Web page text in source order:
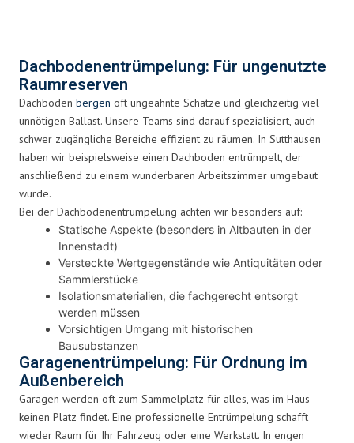
Dachbodenentrümpelung: Für ungenutzte
Raumreserven
Dachböden bergen oft ungeahnte Schätze und gleichzeitig viel
unnötigen Ballast. Unsere Teams sind darauf spezialisiert, auch
schwer zugängliche Bereiche effizient zu räumen. In Sutthausen
haben wir beispielsweise einen Dachboden entrümpelt, der
anschließend zu einem wunderbaren Arbeitszimmer umgebaut
wurde.
Bei der Dachbodenentrümpelung achten wir besonders auf:
Statische Aspekte (besonders in Altbauten in der
Innenstadt)
Versteckte Wertgegenstände wie Antiquitäten oder
Sammlerstücke
Isolationsmaterialien, die fachgerecht entsorgt
werden müssen
Vorsichtigen Umgang mit historischen
Bausubstanzen
Garagenentrümpelung: Für Ordnung im
Außenbereich
Garagen werden oft zum Sammelplatz für alles, was im Haus
keinen Platz findet. Eine professionelle Entrümpelung schafft
wieder Raum für Ihr Fahrzeug oder eine Werkstatt. In engen